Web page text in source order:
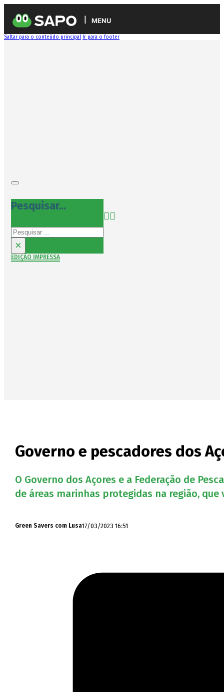
MENU
Saltar para o conteúdo principal Ir para o footer
Pesquisar...
Pesquisar
×
EDIÇÃO IMPRESSA
Governo e pescadores dos
O Governo dos Açores e a Federação de
de áreas marinhas protegidas na região,
Green Savers com Lusa17/03/2023 16:51